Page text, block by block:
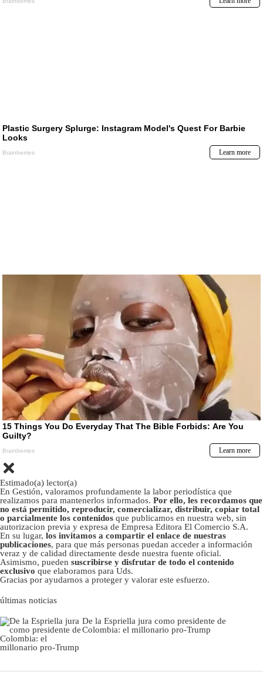
Estimado(a) lector(a)
En Gestión, valoramos profundamente la labor periodística que
realizamos para mantenerlos informados. Por ello, les recordamos que
no está permitido, reproducir, comercializar, distribuir, copiar total
o parcialmente los contenidos que publicamos en nuestra web, sin
autorizacion previa y expresa de Empresa Editora El Comercio S.A.
En su lugar, los invitamos a compartir el enlace de nuestras
publicaciones, para que más personas puedan acceder a información
veraz y de calidad directamente desde nuestra fuente oficial.
Asimismo, pueden suscribirse y disfrutar de todo el contenido
exclusivo que elaboramos para Uds.
Gracias por ayudarnos a proteger y valorar este esfuerzo.
últimas noticias
De la Espriella jura como presidente de
Colombia: el millonario pro-Trump